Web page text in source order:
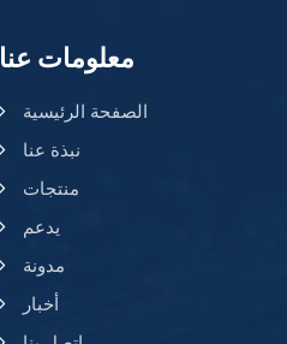
معلومات عنا
الصفحة الرئيسية
نبذة عنا
منتجات
يدعم
مدونة
أخبار